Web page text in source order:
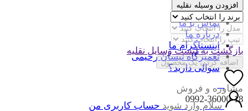
مجله نیسان
تماس با ما
درباره ما
اینستاگرام ما
تعمیرگاه نیسان رحیمی
سوالی دارید؟
مشاوره و فروش
0992-36000-18
افزودن وسیله نقلیه
بازگشت به لیست وسایل نقلیه
اضافه کردن یک محصول
سلام وارد شوید حساب کاربری من